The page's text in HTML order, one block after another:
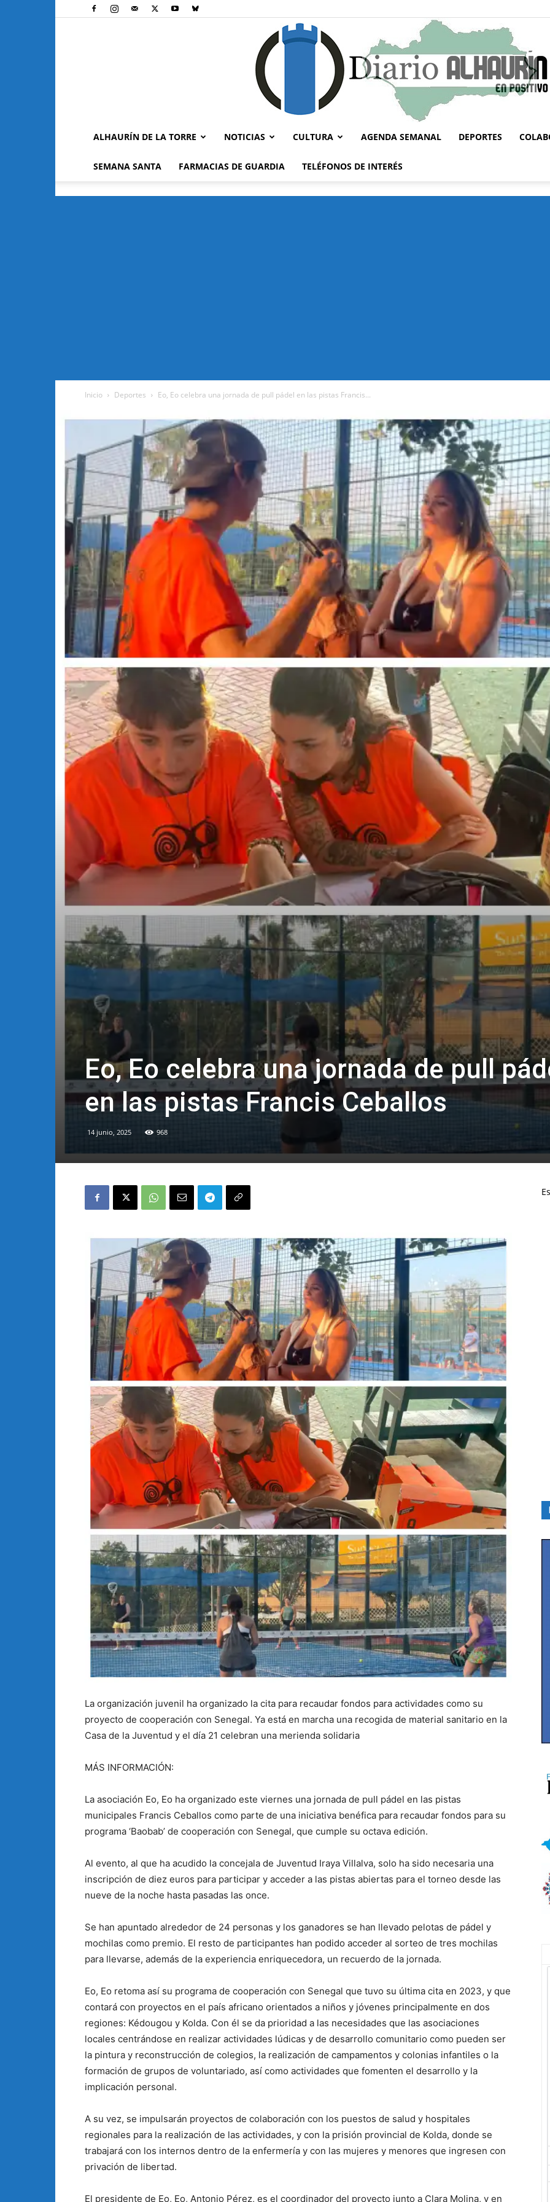
ALHAURÍN DE LA TORRE NOTICIAS CULTURA AGENDA SEMANAL DEPORTES
SEMANA SANTA FARMACIAS DE GUARDIA TELÉFONOS DE INTERÉS
Inicio Deportes Eo, Eo celebra una jornada de pull pádel en las pistas Francis...
Eo, Eo celebra una jornada de pull
en las pistas Francis Ceballos
14 junio, 2025 968
La organización juvenil ha organizado la cita para recaudar fondos para actividades como su
proyecto de cooperación con Senegal. Ya está en marcha una recogida de material sanitario en la
Casa de la Juventud y el día 21 celebran una merienda solidaria
MÁS INFORMACIÓN:
La asociación Eo, Eo ha organizado este viernes una jornada de pull pádel en las pistas
municipales Francis Ceballos como parte de una iniciativa benéfica para recaudar fondos para su
programa ‘Baobab’ de cooperación con Senegal, que cumple su octava edición.
Al evento, al que ha acudido la concejala de Juventud Iraya Villalva, solo ha sido necesaria una
inscripción de diez euros para participar y acceder a las pistas abiertas para el torneo desde las
nueve de la noche hasta pasadas las once.
Se han apuntado alrededor de 24 personas y los ganadores se han llevado pelotas de pádel y
mochilas como premio. El resto de participantes han podido acceder al sorteo de tres mochilas
para llevarse, además de la experiencia enriquecedora, un recuerdo de la jornada.
Eo, Eo retoma así su programa de cooperación con Senegal que tuvo su última cita en 2023, y que
contará con proyectos en el país africano orientados a niños y jóvenes principalmente en dos
regiones: Kédougou y Kolda. Con él se da prioridad a las necesidades que las asociaciones
locales centrándose en realizar actividades lúdicas y de desarrollo comunitario como pueden ser
la pintura y reconstrucción de colegios, la realización de campamentos y colonias infantiles o la
formación de grupos de voluntariado, así como actividades que fomenten el desarrollo y la
implicación personal.
A su vez, se impulsarán proyectos de colaboración con los puestos de salud y hospitales
regionales para la realización de las actividades, y con la prisión provincial de Kolda, donde se
trabajará con los internos dentro de la enfermería y con las mujeres y menores que ingresen con
privación de libertad.
El presidente de Eo, Eo, Antonio Pérez, es el coordinador del proyecto junto a Clara Molina, y en